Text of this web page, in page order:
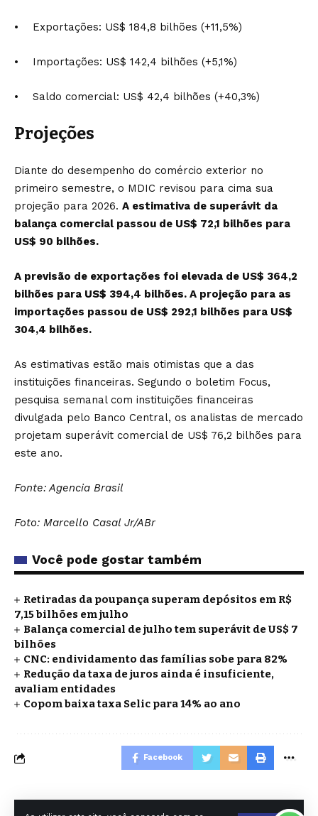
• Exportações: US$ 184,8 bilhões (+11,5%)
• Importações: US$ 142,4 bilhões (+5,1%)
• Saldo comercial: US$ 42,4 bilhões (+40,3%)
Projeções
Diante do desempenho do comércio exterior no
primeiro semestre, o MDIC revisou para cima sua
projeção para 2026. A estimativa de superávit da
balança comercial passou de US$ 72,1 bilhões para
US$ 90 bilhões.
A previsão de exportações foi elevada de US$ 364,2
bilhões para US$ 394,4 bilhões. A projeção para as
importações passou de US$ 292,1 bilhões para US$
304,4 bilhões.
As estimativas estão mais otimistas que a das
instituições financeiras. Segundo o boletim Focus,
pesquisa semanal com instituições financeiras
divulgada pelo Banco Central, os analistas de mercado
projetam superávit comercial de US$ 76,2 bilhões para
este ano.
Fonte: Agencia Brasil
Foto: Marcello Casal Jr/ABr
Você pode gostar também
Retiradas da poupança superam depósitos em R$
7,15 bilhões em julho
Balança comercial de julho tem superávit de US$ 7
bilhões
CNC: endividamento das famílias sobe para 82%
Redução da taxa de juros ainda é insuficiente,
avaliam entidades
Copom baixa taxa Selic para 14% ao ano
Facebook
O DIA DE SP EDITORA E AGENCIA DE NOTICIAS LTDA - CNPJ